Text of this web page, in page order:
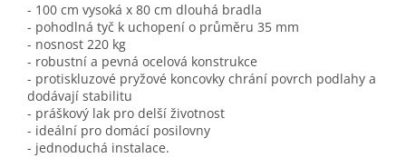
- 100 cm vysoká x 80 cm dlouhá bradla
- pohodlná tyč k uchopení o průměru 35 mm
- nosnost 220 kg
- robustní a pevná ocelová konstrukce
- protiskluzové pryžové koncovky chrání povrch podlahy a
dodávají stabilitu
- práškový lak pro delší životnost
- ideální pro domácí posilovny
- jednoduchá instalace.